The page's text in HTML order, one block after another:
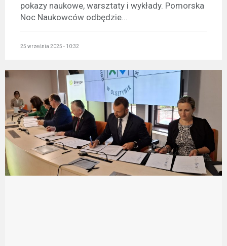
pokazy naukowe, warsztaty i wykłady. Pomorska
Noc Naukowców odbędzie...
25 września 2025 - 10:32